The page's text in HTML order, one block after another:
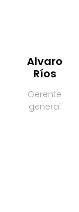
Alvaro
Ríos
Gerente
general